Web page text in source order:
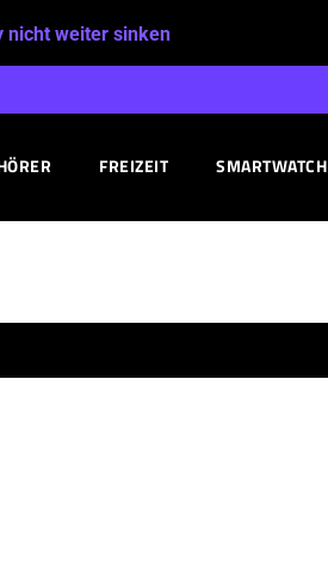
nicht weiter sinken
FREIZEIT SMARTWATCH